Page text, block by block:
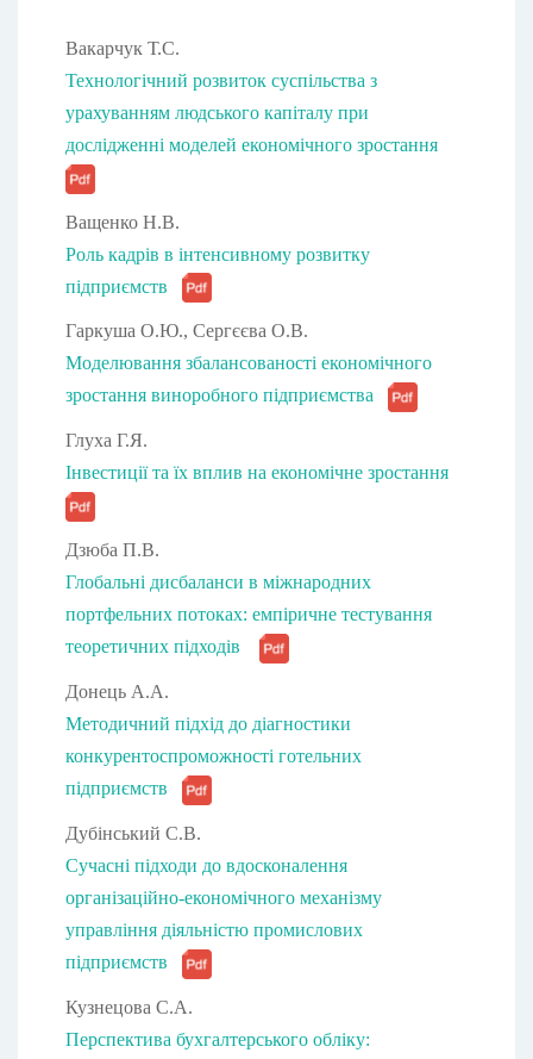
Вакарчук Т.С.
Технологічний розвиток суспільства з
урахуванням людського капіталу при
дослідженні моделей економічного зростання
Ващенко Н.В.
Роль кадрів в інтенсивному розвитку
підприємств
Гаркуша О.Ю., Сергєєва О.В.
Моделювання збалансованості економічного
зростання виноробного підприємства
Глуха Г.Я.
Інвестиції та їх вплив на економічне зростання
Дзюба П.В.
Глобальні дисбаланси в міжнародних
портфельних потоках: емпіричне тестування
теоретичних підходів
Донець А.А.
Методичний підхід до діагностики
конкурентоспроможності готельних
підприємств
Дубінський С.В.
Сучасні підходи до вдосконалення
організаційно-економічного механізму
управління діяльністю промислових
підприємств
Кузнецова С.А.
Перспектива бухгалтерського обліку: